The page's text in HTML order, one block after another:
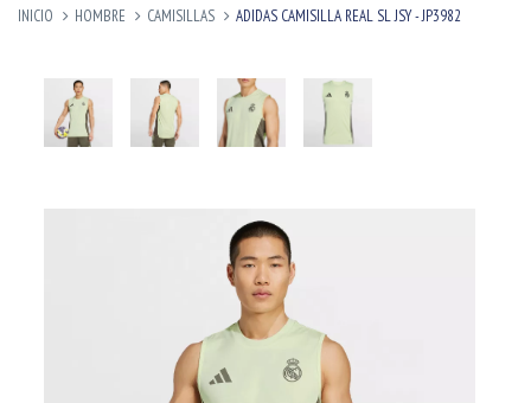
INICIO HOMBRE CAMISILLAS ADIDAS CAMISILLA REAL SL JSY - JP3982